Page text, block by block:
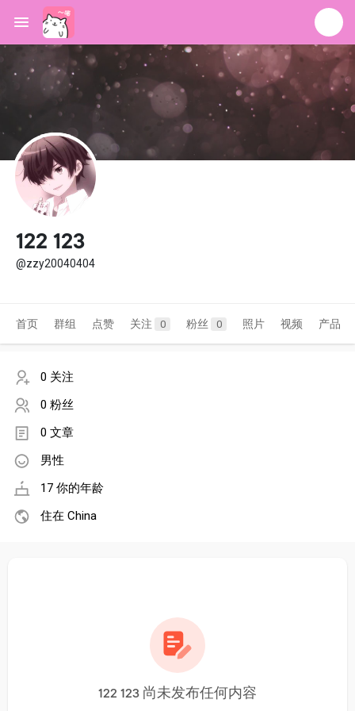
122 123
@zzy20040404
首页 群组 点赞 关注 0 粉丝 0 照片 视频 产品
0 关注
0 粉丝
0 文章
男性
17 你的年龄
住在 China
122 123 尚未发布任何内容